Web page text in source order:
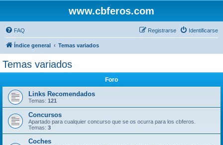
www.cbferos.com
FAQ Identificarse
Registrarse
Índice general Temas variados
Temas variados
Foro
Links Recomendados
Temas: 121
Concursos
Apartado para cualquier concurso que se os ocurra para los cbferos.
Temas: 3
Coches